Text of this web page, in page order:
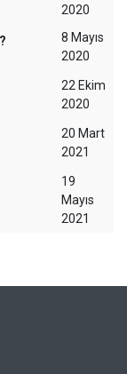
2020
8 Mayıs
2020
22 Ekim
2020
20 Mart
2021
19
Mayıs
2021